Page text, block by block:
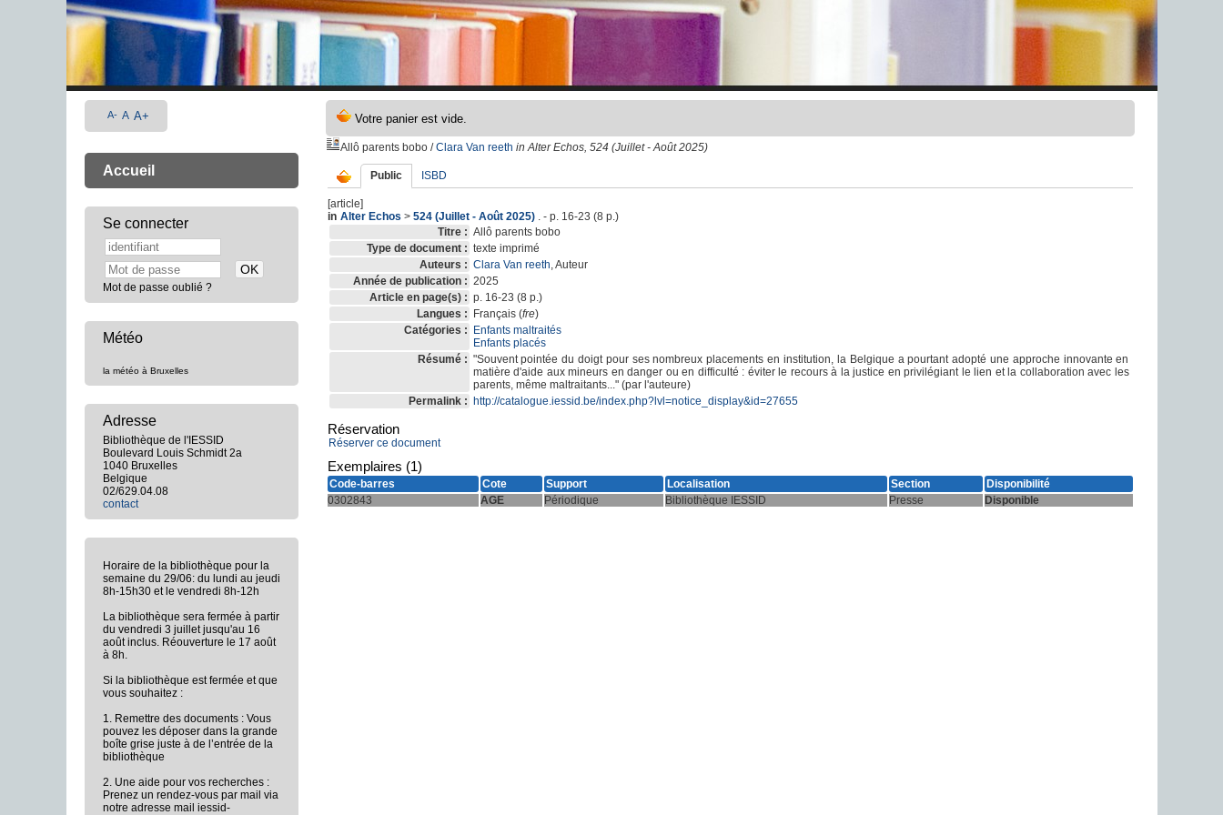
Allô parents bobo/Clara Van reeth in Alter Echos, 524 (Juillet - Août 2025)
Public ISBD
[article]
in Alter Echos > 524 (Juillet - Août 2025). - p. 16-23 (8 p.)
Titre : Allô parents bobo
Type de document : texte imprimé
Auteurs : Clara Van reeth, Auteur
Année de publication : 2025
Article en page(s) : p. 16-23 (8 p.)
Langues :
Français (fre)
Catégories :
Enfants maltraités
Enfants placés
Résumé : "Souvent pointée du doigt pour ses nombreux placements en institution, la Belgique a pourtant adopté une approche innovante en
matière d'aide aux mineurs en danger ou en difficulté : éviter le recours à la justice en privilégiant le lien et la collaboration avec les
parents, même maltraitants..." (par l'auteure)
Permalink :
http://catalogue.iessid.be/index.php?lvl=notice_display&id=27655
Réservation
Réserver ce document
Exemplaires (1)
Code-barres Cote Support Localisation Section
Disponibilité
0302843
AGE Périodique Bibliothèque IESSID Presse Disponible
A- A A+
Accueil
Se connecter
Mot de passe oublié ?
Météo
la météo à Bruxelles
Adresse
Bibliothèque de l'IESSID
Boulevard Louis Schmidt 2a
1040 Bruxelles
Belgique
02/629.04.08
contact
Horaire de la bibliothèque pour la
semaine du 29/06: du lundi au jeudi
8h-15h30 et le vendredi 8h-12h
La bibliothèque sera fermée à partir
du vendredi 3 juillet jusqu'au 16
août inclus. Réouverture le 17 août
à 8h.
Si la bibliothèque est fermée et que
vous souhaitez :
1. Remettre des documents : Vous
pouvez les déposer dans la grande
boîte grise juste à de l’entrée de la
bibliothèque
2. Une aide pour vos recherches :
Prenez un rendez-vous par mail via
notre adresse mail iessid-